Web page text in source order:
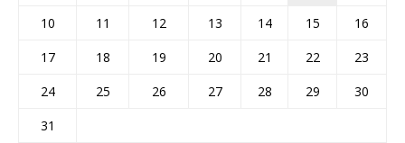
10
11 12 13 14 15
16
17
18 19 20 21 22
23
24
25 26 27 28 29
30
31